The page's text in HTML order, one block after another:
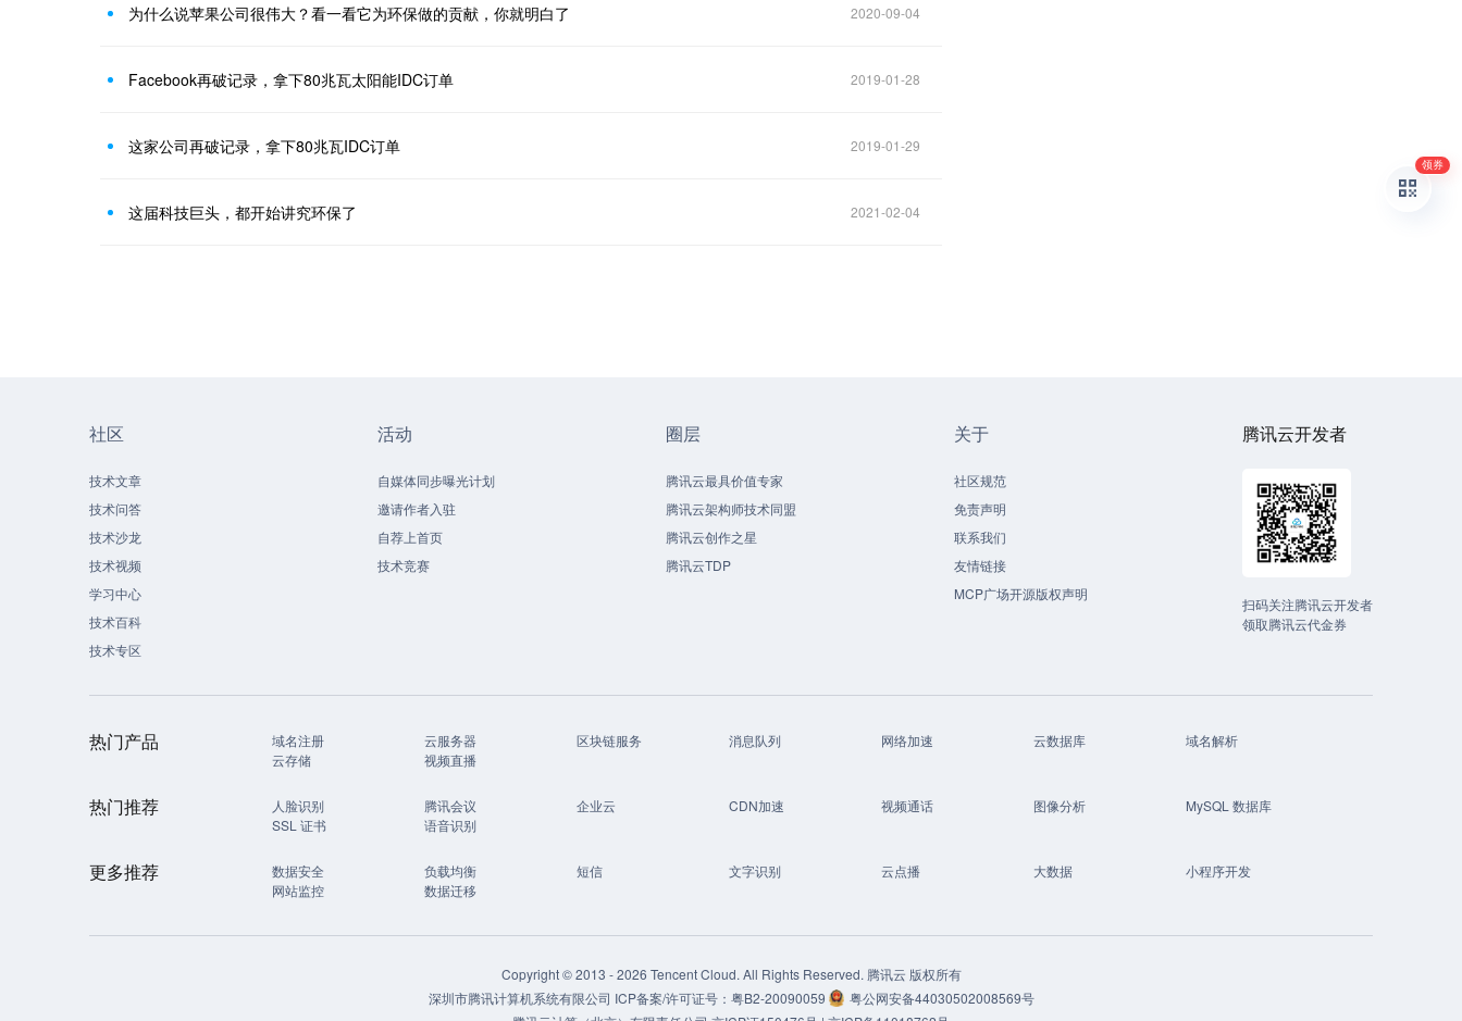
为什么说苹果公司很伟大？看一看它为环保做的贡献，你就明白了 2020-09-04
Facebook再破记录，拿下80兆瓦太阳能IDC订单 2019-01-28
这家公司再破记录，拿下80兆瓦IDC订单 2019-01-29
这届科技巨头，都开始讲究环保了 2021-02-04
社区
技术文章
技术问答
技术沙龙
技术视频
学习中心
技术百科
技术专区
活动
自媒体同步曝光计划
邀请作者入驻
自荐上首页
技术竞赛
圈层
腾讯云最具价值专家
腾讯云架构师技术同盟
腾讯云创作之星
腾讯云TDP
关于
社区规范
免责声明
联系我们
友情链接
MCP广场开源版权声明
腾讯云开发者
扫码关注腾讯云开发者
领取腾讯云代金券
热门产品 域名注册 云服务器 区块链服务 消息队列 网络加速 云数据库
域名解析
云存储
视频直播
热门推荐 人脸识别 腾讯会议 企业云 CDN加速 视频通话 图像分析
MySQL 数据库
SSL 证书
语音识别
更多推荐 数据安全 负载均衡 短信 文字识别 云点播 大数据
小程序开发
网站监控
数据迁移
Copyright © 2013 -2026 Tencent Cloud. All Rights Reserved. 腾讯云 版权所有
深圳市腾讯计算机系统有限公司 ICP备案/许可证号： 粤B2-20090059
粤公网安备44030502008569号
领券